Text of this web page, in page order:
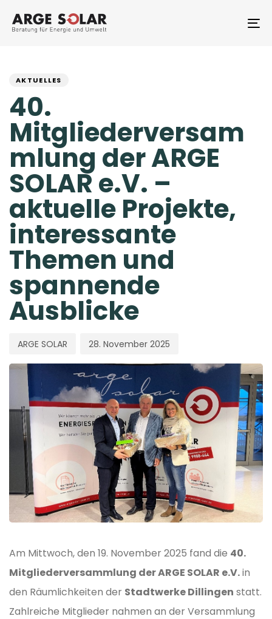
links
primary
content
AKTUELLES
40.
Mitgliederversam
mlung der ARGE
SOLAR e.V. –
aktuelle Projekte,
interessante
Themen und
spannende
Ausblicke
ARGE SOLAR 28. November 2025
Am Mittwoch, den 19. November 2025 fand die 40.
Mitgliederversammlung der ARGE SOLAR e.V.in
den Räumlichkeiten der Stadtwerke Dillingen statt.
Zahlreiche Mitglieder nahmen an der Versammlung